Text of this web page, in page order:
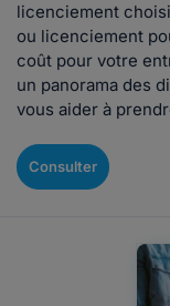
licenciement
ou licenciement
coût pour votre
un panorama des
vous aider à
Consulter